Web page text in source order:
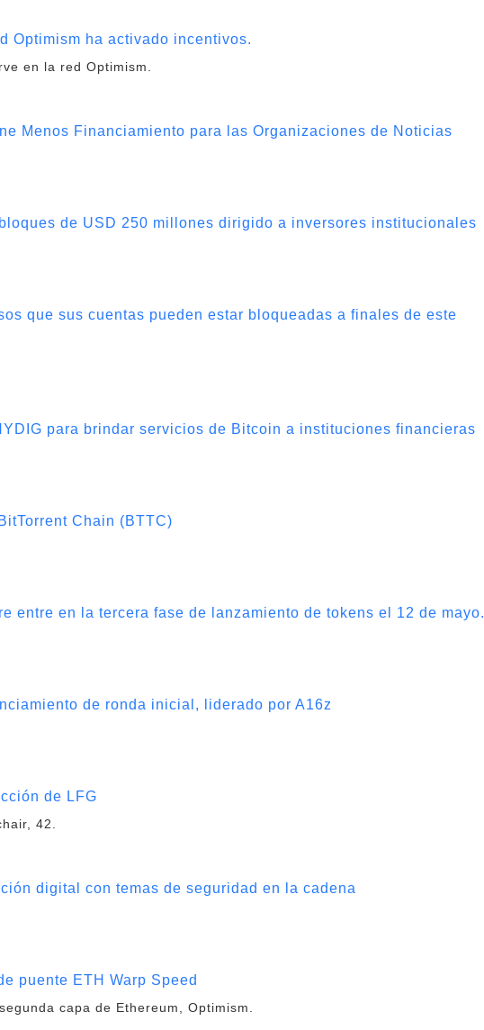
Optimism ha activado incentivos.
en la red Optimism.
Menos Financiamiento para las Organizaciones de Noticias
de USD 250 millones dirigido a inversores institucionales
que sus cuentas pueden estar bloqueadas a finales de este
para brindar servicios de Bitcoin a instituciones financieras
Chain (BTTC)
entre en la tercera fase de lanzamiento de tokens el 12 de mayo.
de ronda inicial, liderado por A16z
de LFG
42.
digital con temas de seguridad en la cadena
puente ETH Warp Speed
capa de Ethereum, Optimism.